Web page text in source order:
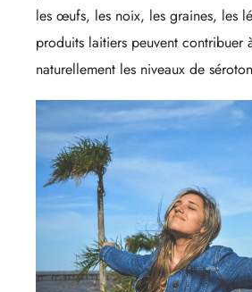
les œufs, les noix, les graines, les
produits laitiers peuvent contribuer
naturellement les niveaux de